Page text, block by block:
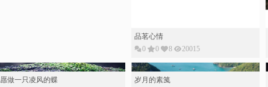
品茗心情
0
0 8 20015
愿做一只凌风的蝶
岁月的素䇳